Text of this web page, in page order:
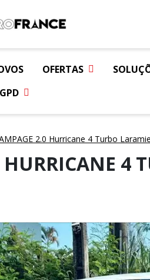
OFERTAS
2.0 Hurricane 4 Turbo
4